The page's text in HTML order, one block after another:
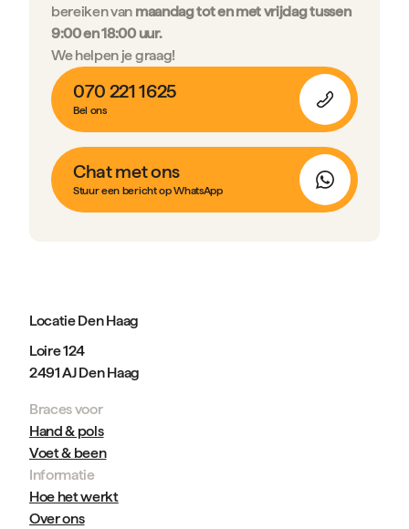
bereiken van maandag tot en met vrijdag tussen
9:00 en 18:00 uur.
We helpen je graag!
070 221 1625
Bel ons
Chat met ons
Stuur een bericht op WhatsApp
Locatie Den Haag
Loire 124
2491 AJ Den Haag
Braces voor
Hand & pols
Voet & been
Informatie
Hoe het werkt
Over ons